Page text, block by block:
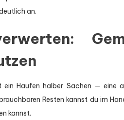
an.
ein Haufen halber Sachen — eine
Resten kannst du im
kannst.